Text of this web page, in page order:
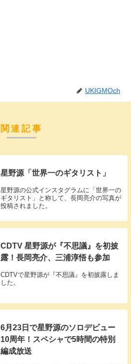
UKIGMOch
関連記事
星野源「世界一のギタリスト」
星野源の公式インスタグラムに「世界一の
ギタリスト」と称して、長岡亮介の写真が
投稿されました。
CDTV 星野源が『不思議』を初披
露！長岡亮介、三浦淳悟も参加
CDTVで星野源が『不思議』を初披露しま
した。
6月23日で星野源のソロデビュー
10周年！スペシャで5時間の特別
編成放送